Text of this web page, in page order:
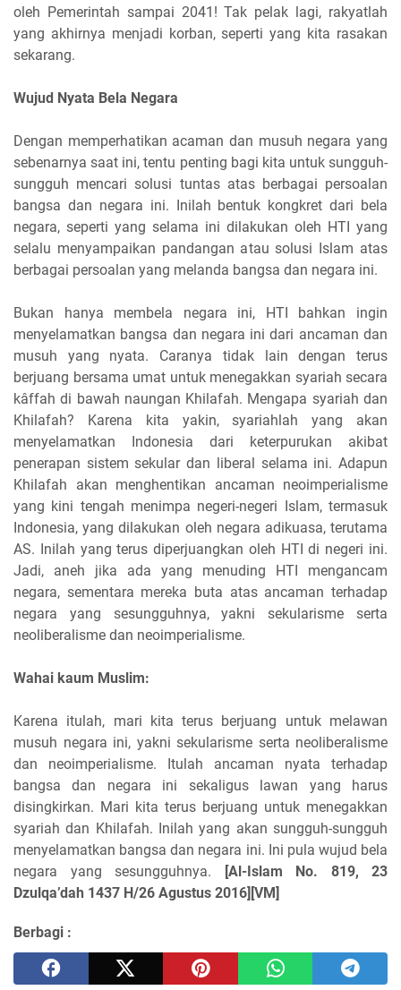
oleh Pemerintah sampai 2041! Tak pelak lagi, rakyatlah
yang akhirnya menjadi korban, seperti yang kita rasakan
sekarang.
Wujud Nyata Bela Negara
Dengan memperhatikan acaman dan musuh negara yang
sebenarnya saat ini, tentu penting bagi kita untuk sungguh-
sungguh mencari solusi tuntas atas berbagai persoalan
bangsa dan negara ini. Inilah bentuk kongkret dari bela
negara, seperti yang selama ini dilakukan oleh HTI yang
selalu menyampaikan pandangan atau solusi Islam atas
berbagai persoalan yang melanda bangsa dan negara ini.
Bukan hanya membela negara ini, HTI bahkan ingin
menyelamatkan bangsa dan negara ini dari ancaman dan
musuh yang nyata. Caranya tidak lain dengan terus
berjuang bersama umat untuk menegakkan syariah secara
kâffah di bawah naungan Khilafah. Mengapa syariah dan
Khilafah? Karena kita yakin, syariahlah yang akan
menyelamatkan Indonesia dari keterpurukan akibat
penerapan sistem sekular dan liberal selama ini. Adapun
Khilafah akan menghentikan ancaman neoimperialisme
yang kini tengah menimpa negeri-negeri Islam, termasuk
Indonesia, yang dilakukan oleh negara adikuasa, terutama
AS. Inilah yang terus diperjuangkan oleh HTI di negeri ini.
Jadi, aneh jika ada yang menuding HTI mengancam
negara, sementara mereka buta atas ancaman terhadap
negara yang sesungguhnya, yakni sekularisme serta
neoliberalisme dan neoimperialisme.
Wahai kaum Muslim:
Karena itulah, mari kita terus berjuang untuk melawan
musuh negara ini, yakni sekularisme serta neoliberalisme
dan neoimperialisme. Itulah ancaman nyata terhadap
bangsa dan negara ini sekaligus lawan yang harus
disingkirkan. Mari kita terus berjuang untuk menegakkan
syariah dan Khilafah. Inilah yang akan sungguh-sungguh
menyelamatkan bangsa dan negara ini. Ini pula wujud bela
negara yang sesungguhnya. [Al-Islam No. 819, 23
Dzulqa’dah 1437 H/26 Agustus 2016][VM]
Berbagi :